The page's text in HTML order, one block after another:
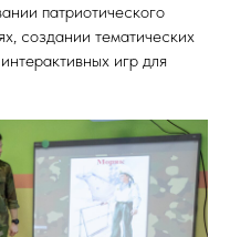
патриотического
создании тематических
игр для